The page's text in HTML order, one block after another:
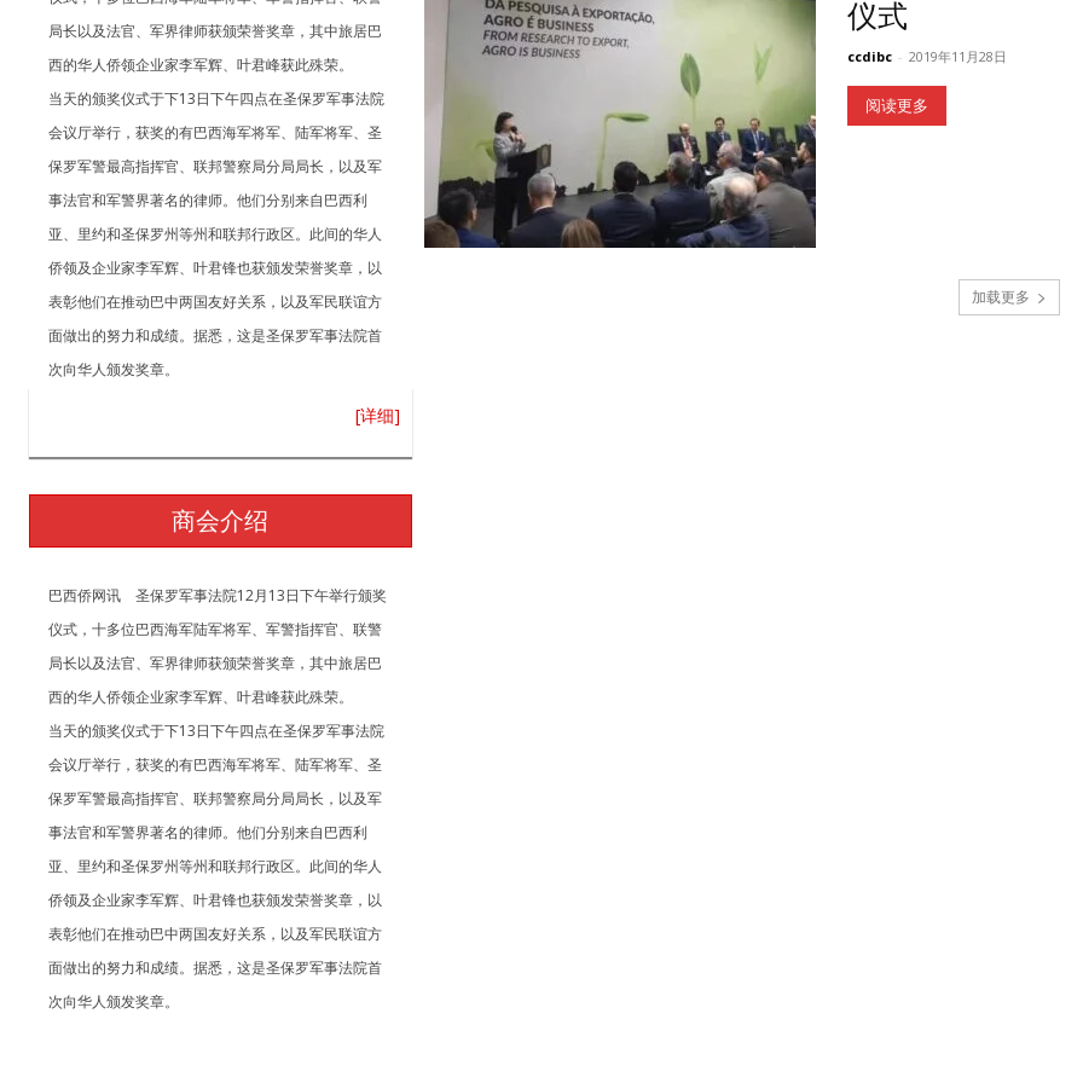
局长以及法官、军界律师获颁荣誉奖章，其中旅居巴
西的华人侨领企业家李军辉、叶君峰获此殊荣。
当天的颁奖仪式于下13日下午四点在圣保罗军事法院
会议厅举行，获奖的有巴西海军将军、陆军将军、圣
保罗军警最高指挥官、联邦警察局分局局长，以及军
事法官和军警界著名的律师。他们分别来自巴西利
亚、里约和圣保罗州等州和联邦行政区。此间的华人
侨领及企业家李军辉、叶君锋也获颁发荣誉奖章，以
表彰他们在推动巴中两国友好关系，以及军民联谊方
面做出的努力和成绩。据悉，这是圣保罗军事法院首
次向华人颁发奖章。
[详细]
商会介绍
巴西侨网讯 圣保罗军事法院12月13日下午举行颁奖
仪式，十多位巴西海军陆军将军、军警指挥官、联警
局长以及法官、军界律师获颁荣誉奖章，其中旅居巴
西的华人侨领企业家李军辉、叶君峰获此殊荣。
当天的颁奖仪式于下13日下午四点在圣保罗军事法院
会议厅举行，获奖的有巴西海军将军、陆军将军、圣
保罗军警最高指挥官、联邦警察局分局局长，以及军
事法官和军警界著名的律师。他们分别来自巴西利
亚、里约和圣保罗州等州和联邦行政区。此间的华人
侨领及企业家李军辉、叶君锋也获颁发荣誉奖章，以
表彰他们在推动巴中两国友好关系，以及军民联谊方
面做出的努力和成绩。据悉，这是圣保罗军事法院首
次向华人颁发奖章。
仪式
ccdibc - 2019年11月28日
阅读更多
加载更多